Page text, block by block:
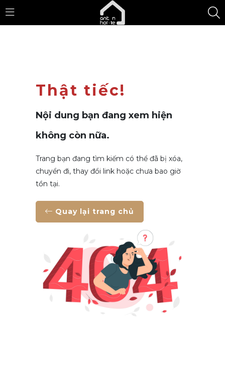
Thật tiếc!
Nội dung bạn đang xem hiện
không còn nữa.
Trang bạn đang tìm kiếm có thể đã bị xóa,
chuyển đi, thay đổi link hoặc chưa bao giờ
tồn tại.
Quay lại trang chủ